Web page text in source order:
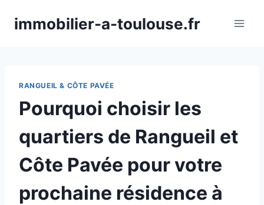
immobilier-a-toulouse.fr
RANGUEIL & CÔTE PAVÉE
Pourquoi choisir les
quartiers de Rangueil et
Côte Pavée pour votre
prochaine résidence à